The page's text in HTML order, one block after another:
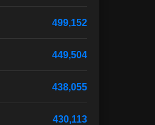
499,152
449,504
438,055
430,113